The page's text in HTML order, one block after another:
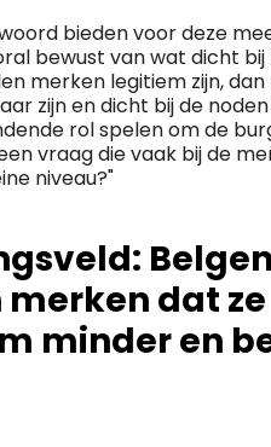
bieden voor deze
bewust van wat dicht
merken legitiem zijn,
zijn en dicht bij de
rol spelen om de
vraag die vaak bij de
niveau?"
Belgen
dat ze
minder en